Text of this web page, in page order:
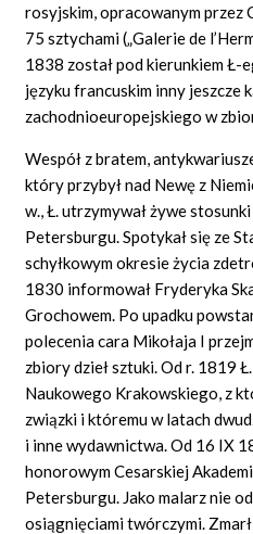
rosyjskim, opracowanym przez
75 sztychami („Galerie de
1838 został pod kierunkiem Ł-
języku francuskim inny jeszcze
zachodnioeuropejskiego w
Wespół z bratem,
który przybył nad Newę z
w., Ł. utrzymywał żywe
Petersburgu. Spotykał się ze
schyłkowym okresie życia
1830 informował Fryderyka
Grochowem. Po upadku
polecenia cara Mikołaja I
zbiory dzieł sztuki. Od r. 1819
Naukowego Krakowskiego, z
związki i któremu w latach
i inne wydawnictwa. Od 16 IX
honorowym Cesarskiej
Petersburgu. Jako malarz nie
osiągnięciami twórczymi.